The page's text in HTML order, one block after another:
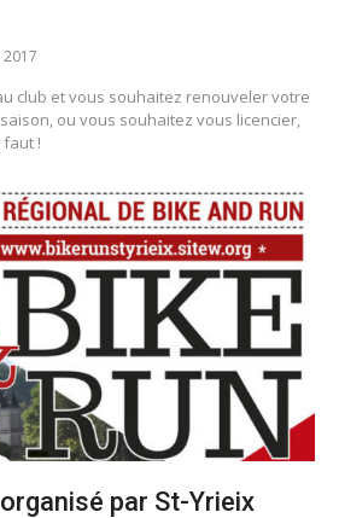
club et vous souhaitez renouveler votre
ou vous souhaitez vous licencier,
faut !
par St-Yrieix